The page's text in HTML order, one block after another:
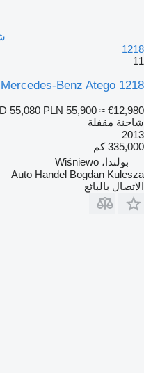
1218
11
Mercedes-Benz Atego 1218
55,080 PLN 55,900 ≈ €12,980
شاحنة مقفلة
2013
335,000 كم
بولندا، Wiśniewo
Auto Handel Bogdan Kulesza
الاتصال بالبائع